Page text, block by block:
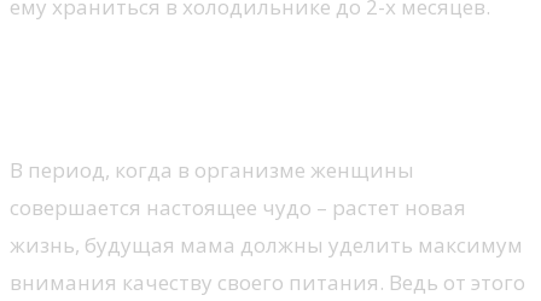
ему храниться в холодильнике до 2-х месяцев.
В период, когда в организме женщины
совершается настоящее чудо – растет новая
жизнь, будущая мама должны уделить максимум
внимания качеству своего питания. Ведь от этого